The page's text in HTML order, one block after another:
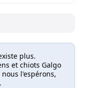
plus.
et chiots Galgo
nous l'espérons,